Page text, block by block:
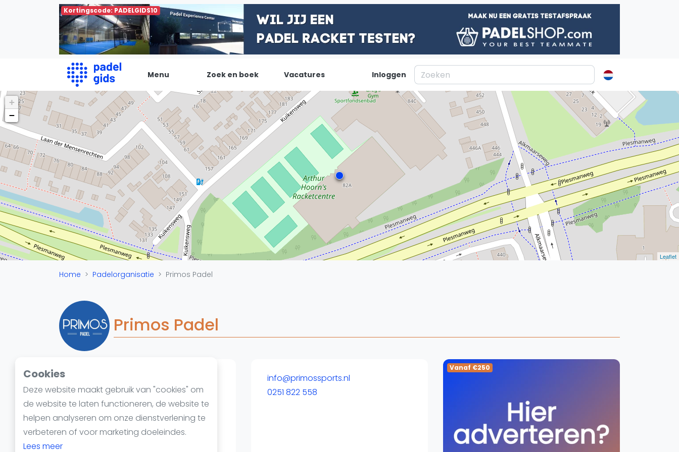
Cookies
Deze website maakt gebruik van "cookies" om
de website te laten functioneren, de website te
helpen analyseren om onze dienstverlening te
verbeteren of voor marketing doeleindes.
Lees meer
Kortingscode: PADELGIDS10
Menu
De Padel Gids
Alle padel locaties
Padelwinkels
Padelreizen
Organisatie
Merken
Banenbouwers
Overige categorien
Reserveringssystemen
Padelscholen
Toevoegen data
Laatste updates
Padel
Forum
Nieuws
Blog artikelen
Vragen over padel
Padelgear
Overige
Ranglijsten
Nationale Toernooien
Informatie
Over ons
Contact
Adverteren
Insights
Zoek en boek Vacatures Inloggen
+
−
Leaflet
Home Padelorganisatie Primos Padel
Primos Padel
Kuikensweg 82A
1945 EP Beverwijk
https://primospadel.nl/
info@primossports.nl
0251 822 558
Vanaf €250